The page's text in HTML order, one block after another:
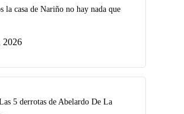
la casa de Nariño no hay nada que
2026
5 derrotas de Abelardo De La